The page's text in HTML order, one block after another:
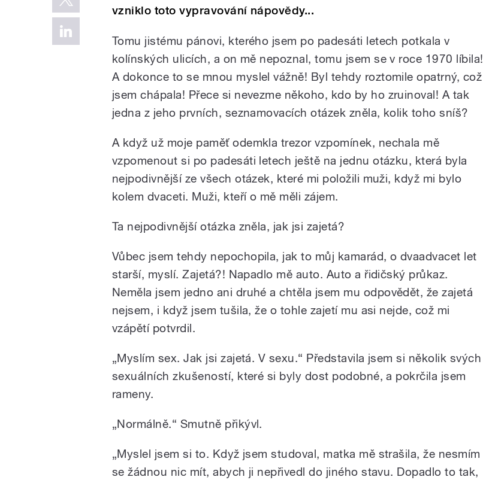
vzniklo toto vypravování nápovědy...
Tomu jistému pánovi, kterého jsem po padesáti letech potkala v
kolínských ulicích, a on mě nepoznal, tomu jsem se v roce 1970 líbila!
A dokonce to se mnou myslel vážně! Byl tehdy roztomile opatrný, což
jsem chápala! Přece si nevezme někoho, kdo by ho zruinoval! A tak
jedna z jeho prvních, seznamovacích otázek zněla, kolik toho sníš?
A když už moje paměť odemkla trezor vzpomínek, nechala mě
vzpomenout si po padesáti letech ještě na jednu otázku, která byla
nejpodivnější ze všech otázek, které mi položili muži, když mi bylo
kolem dvaceti. Muži, kteří o mě měli zájem.
Ta nejpodivnější otázka zněla, jak jsi zajetá?
Vůbec jsem tehdy nepochopila, jak to můj kamarád, o dvaadvacet let
starší, myslí. Zajetá?! Napadlo mě auto. Auto a řidičský průkaz.
Neměla jsem jedno ani druhé a chtěla jsem mu odpovědět, že zajetá
nejsem, i když jsem tušila, že o tohle zajetí mu asi nejde, což mi
vzápětí potvrdil.
„Myslím sex. Jak jsi zajetá. V sexu.“ Představila jsem si několik svých
sexuálních zkušeností, které si byly dost podobné, a pokrčila jsem
rameny.
„Normálně.“ Smutně přikývl.
„Myslel jsem si to. Když jsem studoval, matka mě strašila, že nesmím
se žádnou nic mít, abych ji nepřivedl do jiného stavu. Dopadlo to tak,